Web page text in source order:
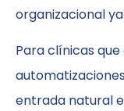
organizacional
Para clínicas
entrada natural